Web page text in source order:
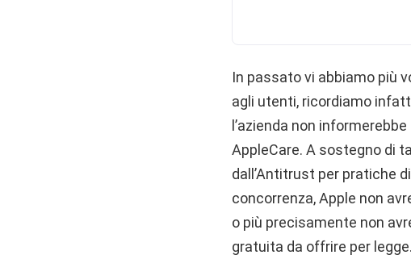
In passato vi abbiamo più
agli utenti, ricordiamo
l’azienda non
AppleCare. A sostegno di
dall’Antitrust per pratiche
concorrenza, Apple non
o più precisamente non
gratuita da offrire per legge.